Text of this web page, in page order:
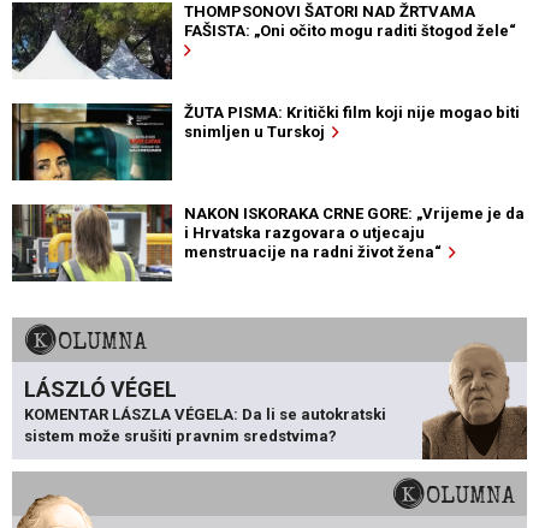
THOMPSONOVI ŠATORI NAD ŽRTVAMA
FAŠISTA: „Oni očito mogu raditi štogod žele“
ŽUTA PISMA: Kritički film koji nije mogao biti
snimljen u Turskoj
NAKON ISKORAKA CRNE GORE: „Vrijeme je da
i Hrvatska razgovara o utjecaju
menstruacije na radni život žena“
KOLUMNA
LÁSZLÓ VÉGEL
KOMENTAR LÁSZLA VÉGELA: Da li se autokratski
sistem može srušiti pravnim sredstvima?
KOLUMNA